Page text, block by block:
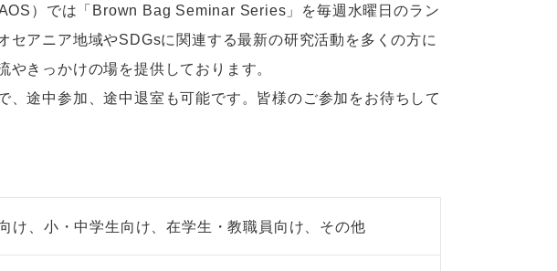
）では「Brown Bag Seminar Series」を毎週水曜日のラン
セアニア地域やSDGsに関連する最新の研究活動を多くの方に
きっかけの場を提供しております。
、途中参加、途中退室も可能です。皆様のご参加をお待ちして
け、小・中学生向け、在学生・教職員向け、その他